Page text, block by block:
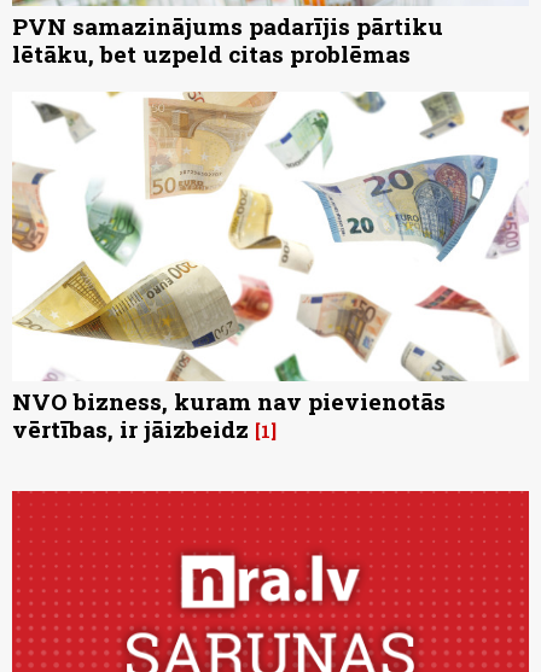
PVN samazinājums padarījis pārtiku
lētāku, bet uzpeld citas problēmas
NVO bizness, kuram nav pievienotās
vērtības, ir jāizbeidz 1